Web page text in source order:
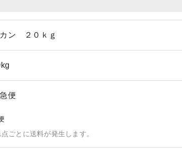
ン ２０ｋｇ
便
ごとに送料が発生します。